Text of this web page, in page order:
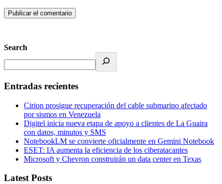
Search
Entradas recientes
Cirion prosigue recuperación del cable submarino afectado
por sismos en Venezuela
Digitel inicia nueva etapa de apoyo a clientes de La Guaira
con datos, minutos y SMS
NotebookLM se convierte oficialmente en Gemini Notebook
ESET: IA aumenta la eficiencia de los ciberatacantes
Microsoft y Chevron construirán un data center en Texas
Latest Posts